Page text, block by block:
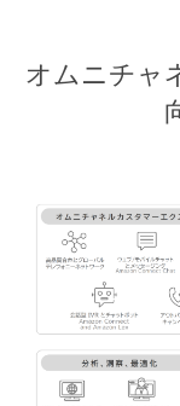
オムニチャ